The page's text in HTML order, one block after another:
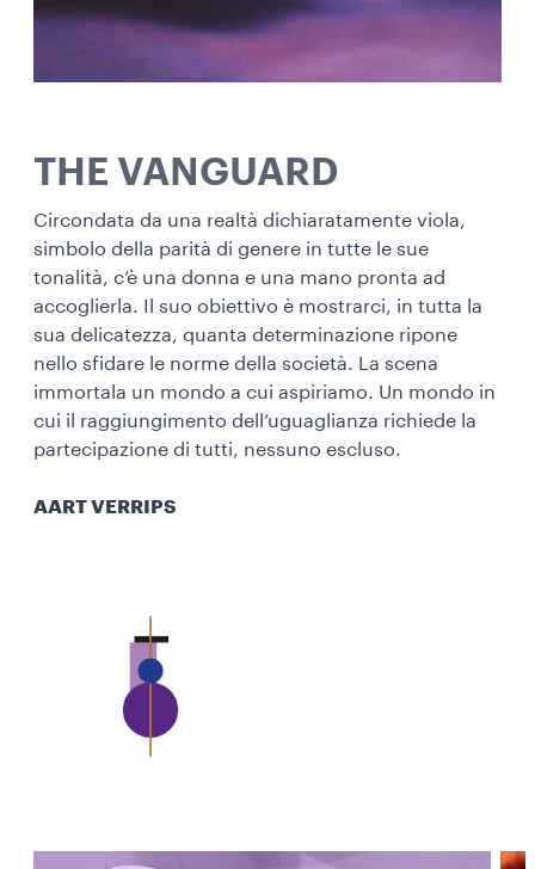
THE VANGUARD
Circondata da una realtà dichiaratamente viola,
simbolo della parità di genere in tutte le sue
tonalità, c’è una donna e una mano pronta ad
accoglierla. Il suo obiettivo è mostrarci, in tutta la
sua delicatezza, quanta determinazione ripone
nello sfidare le norme della società. La scena
immortala un mondo a cui aspiriamo. Un mondo in
cui il raggiungimento dell’uguaglianza richiede la
partecipazione di tutti, nessuno escluso.
AART VERRIPS